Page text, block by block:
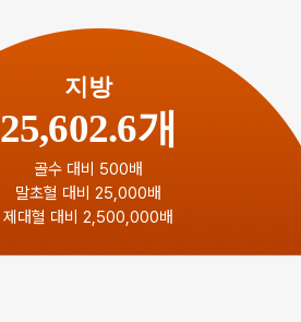
지방
25,602.6개
골수 대비 500배
말초혈 대비 25,000배
제대혈 대비 2,500,000배